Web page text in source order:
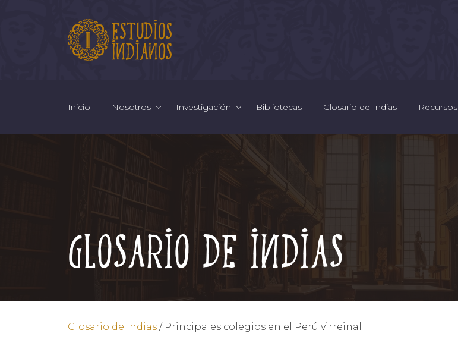
Inicio Nosotros Investigación Bibliotecas Glosario de Indias Recursos
Glosario de Indias
Glosario de Indias / Principales colegios en el Perú virreinal